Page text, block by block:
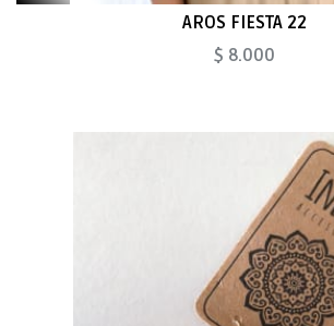
AROS FIESTA 22
$ 8.000